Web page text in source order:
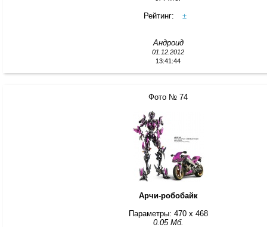
Рейтинг:
±
Андроид
01.12.2012
13:41:44
Фото № 74
Арчи-робобайк
Параметры: 470 x 468
0.05 Мб.